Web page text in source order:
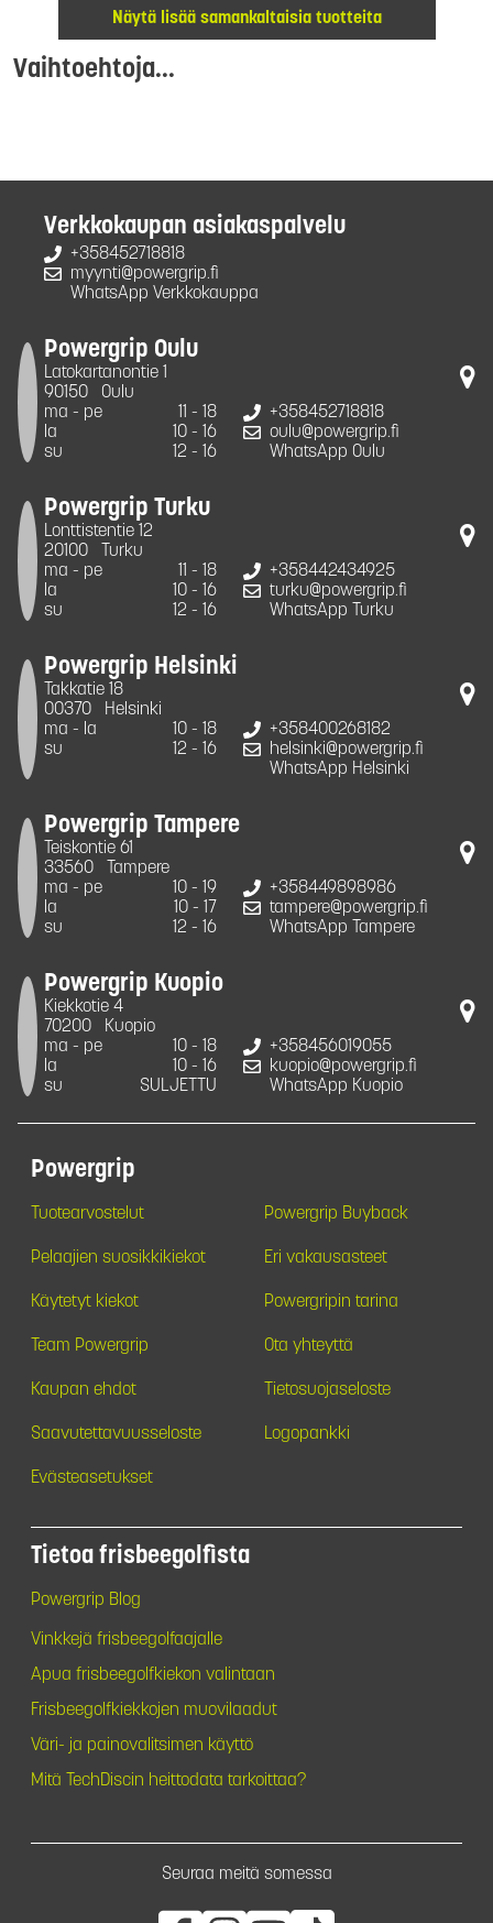
Näytä lisää samankaltaisia tuotteita
Vaihtoehtoja...
Verkkokaupan asiakaspalvelu
+358452718818
myynti@powergrip.fi
WhatsApp Verkkokauppa
Powergrip Oulu
Latokartanontie 1
90150
Oulu
ma - pe
11 - 18
la
10 - 16
su
12 - 16
+358452718818
oulu@powergrip.fi
WhatsApp Oulu
Powergrip Turku
Lonttistentie 12
20100
Turku
ma - pe
11 - 18
la
10 - 16
su
12 - 16
+358442434925
turku@powergrip.fi
WhatsApp Turku
Powergrip Helsinki
Takkatie 18
00370
Helsinki
ma - la
10 - 18
su
12 - 16
+358400268182
helsinki@powergrip.fi
WhatsApp Helsinki
Powergrip Tampere
Teiskontie 61
33560
Tampere
ma - pe
10 - 19
la
10 - 17
su
12 - 16
+358449898986
tampere@powergrip.fi
WhatsApp Tampere
Powergrip Kuopio
Kiekkotie 4
70200
Kuopio
ma - pe
10 - 18
la
10 - 16
su
SULJETTU
+358456019055
kuopio@powergrip.fi
WhatsApp Kuopio
Powergrip
Tuotearvostelut Powergrip Buyback
Pelaajien suosikkikiekot Eri vakausasteet
Käytetyt kiekot Powergripin tarina
Team Powergrip Ota yhteyttä
Kaupan ehdot Tietosuojaseloste
Saavutettavuusseloste Logopankki
Evästeasetukset
Tietoa frisbeegolfista
Powergrip Blog
Vinkkejä frisbeegolfaajalle
Apua frisbeegolfkiekon valintaan
Frisbeegolfkiekkojen muovilaadut
Väri- ja painovalitsimen käyttö
Mitä TechDiscin heittodata tarkoittaa?
Seuraa meitä somessa